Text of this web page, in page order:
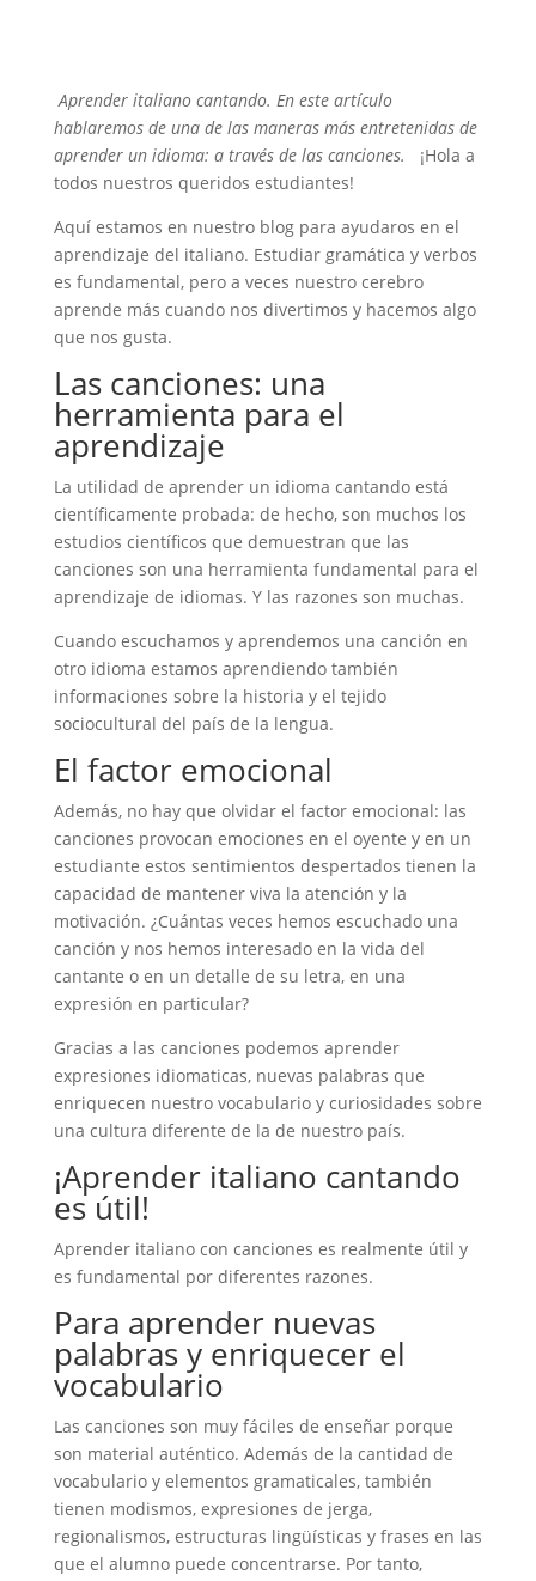
Aprender italiano cantando. En este artículo
hablaremos de una de las maneras más entretenidas de
aprender un idioma: a través de las canciones. ¡Hola a
todos nuestros queridos estudiantes!
Aquí estamos en nuestro blog para ayudaros en el
aprendizaje del italiano. Estudiar gramática y verbos
es fundamental, pero a veces nuestro cerebro
aprende más cuando nos divertimos y hacemos algo
que nos gusta.
Las canciones: una
herramienta para el
aprendizaje
La utilidad de aprender un idioma cantando está
científicamente probada: de hecho, son muchos los
estudios científicos que demuestran que las
canciones son una herramienta fundamental para el
aprendizaje de idiomas. Y las razones son muchas.
Cuando escuchamos y aprendemos una canción en
otro idioma estamos aprendiendo también
informaciones sobre la historia y el tejido
sociocultural del país de la lengua.
El factor emocional
Además, no hay que olvidar el factor emocional: las
canciones provocan emociones en el oyente y en un
estudiante estos sentimientos despertados tienen la
capacidad de mantener viva la atención y la
motivación. ¿Cuántas veces hemos escuchado una
canción y nos hemos interesado en la vida del
cantante o en un detalle de su letra, en una
expresión en particular?
Gracias a las canciones podemos aprender
expresiones idiomaticas, nuevas palabras que
enriquecen nuestro vocabulario y curiosidades sobre
una cultura diferente de la de nuestro país.
¡Aprender italiano cantando
es útil!
Aprender italiano con canciones es realmente útil y
es fundamental por diferentes razones.
Para aprender nuevas
palabras y enriquecer el
vocabulario
Las canciones son muy fáciles de enseñar porque
son material auténtico. Además de la cantidad de
vocabulario y elementos gramaticales, también
tienen modismos, expresiones de jerga,
regionalismos, estructuras lingüísticas y frases en las
que el alumno puede concentrarse. Por tanto,